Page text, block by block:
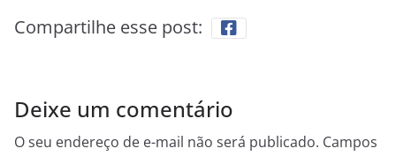
Compartilhe esse post:
Deixe um comentário
O seu endereço de e-mail não será publicado. Campos